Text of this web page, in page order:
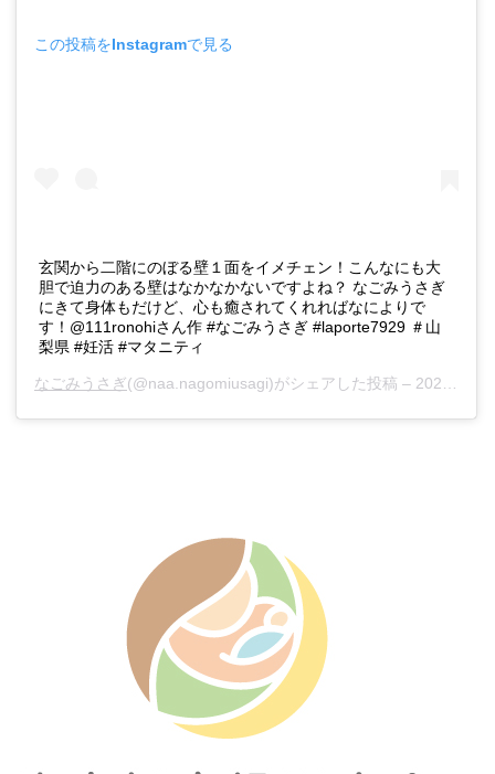
この投稿をInstagramで見る
玄関から二階にのぼる壁１面をイメチェン！こんなにも大
胆で迫力のある壁はなかなかないですよね？ なごみうさぎ
にきて身体もだけど、心も癒されてくれればなによりで
す！@111ronohiさん作 #なごみうさぎ #laporte7929 ＃山
梨県 #妊活 #マタニティ
なごみうさぎ(@naa.nagomiusagi)がシェアした投稿 – 2020年 1月月18日午後5時02分PST